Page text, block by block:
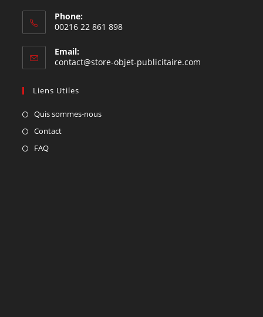
Phone:
00216 22 861 898
Email:
contact@store-objet-publicitaire.com
Liens Utiles
Quis sommes-nous
Contact
FAQ